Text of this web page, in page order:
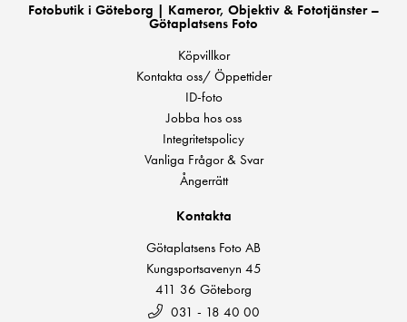
Fotobutik i Göteborg | Kameror, Objektiv & Fototjänster –
Götaplatsens Foto
Köpvillkor
Kontakta oss/ Öppettider
ID-foto
Jobba hos oss
Integritetspolicy
Vanliga Frågor & Svar
Ångerrätt
Kontakta
Götaplatsens Foto AB
Kungsportsavenyn 45
411 36 Göteborg
031 - 18 40 00